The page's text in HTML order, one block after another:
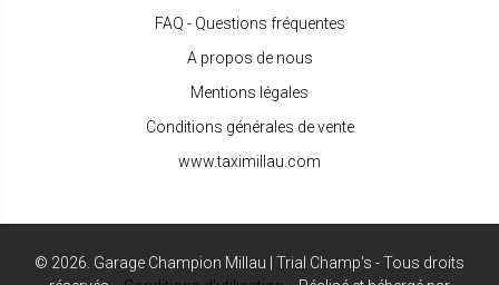
FAQ - Questions fréquentes
A propos de nous
Mentions légales
Conditions générales de vente
www.taximillau.com
© 2026 Garage Champion Millau | Trial Champ's - Tous droits